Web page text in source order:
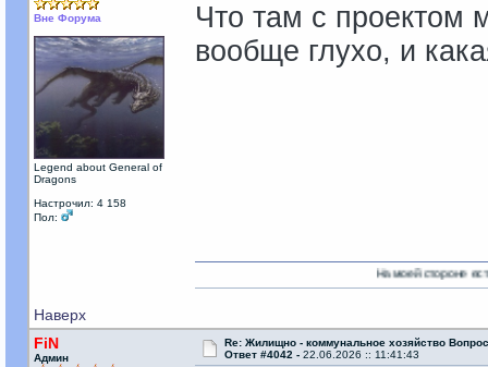
Вне Форума
Legend about General of
Dragons
Настрочил: 4 158
Пол:
Что там с проектом
вообще глухо, и
Наверх
На моей стороне есть Никто!
FiN
Админ
Re: Жилищно - коммунальное хозяйство
Ответ #4042 - 22.06.2026 :: 11:41:43